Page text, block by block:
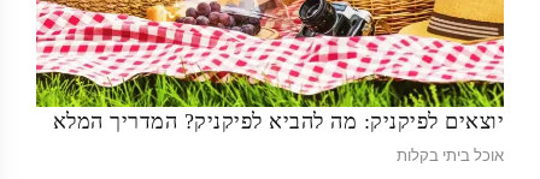
יוצאים לפיקניק: מה להביא לפיקניק? המדריך המלא
אוכל ביתי בקלות